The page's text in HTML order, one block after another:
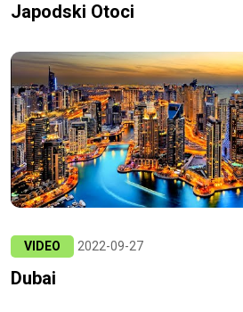
Japodski Otoci
VIDEO 2022-09-27
Dubai